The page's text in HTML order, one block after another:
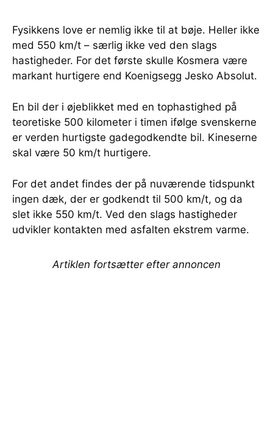
Fysikkens love er nemlig ikke til at bøje. Heller ikke
med 550 km/t – særlig ikke ved den slags
hastigheder. For det første skulle Kosmera være
markant hurtigere end Koenigsegg Jesko Absolut.
En bil der i øjeblikket med en tophastighed på
teoretiske 500 kilometer i timen ifølge svenskerne
er verden hurtigste gadegodkendte bil. Kineserne
skal være 50 km/t hurtigere.
For det andet findes der på nuværende tidspunkt
ingen dæk, der er godkendt til 500 km/t, og da
slet ikke 550 km/t. Ved den slags hastigheder
udvikler kontakten med asfalten ekstrem varme.
Artiklen fortsætter efter annoncen